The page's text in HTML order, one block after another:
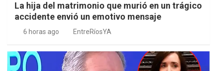
La hija del matrimonio que murió en un trágico
accidente envió un emotivo mensaje
6 horas ago EntreRíosYA